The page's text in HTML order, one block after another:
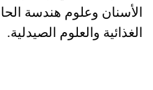
الأسنان وعلوم هندسة
الغذائية والعلوم الصيدلية.